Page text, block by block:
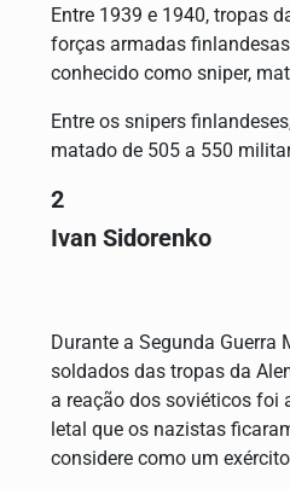
Entre 1939 e 1940, tropas
forças armadas
conhecido como sniper,
Entre os snipers
matado de 505 a 550
2
Ivan Sidorenko
Durante a Segunda
soldados das tropas da
a reação dos soviéticos foi
letal que os nazistas
considere como um